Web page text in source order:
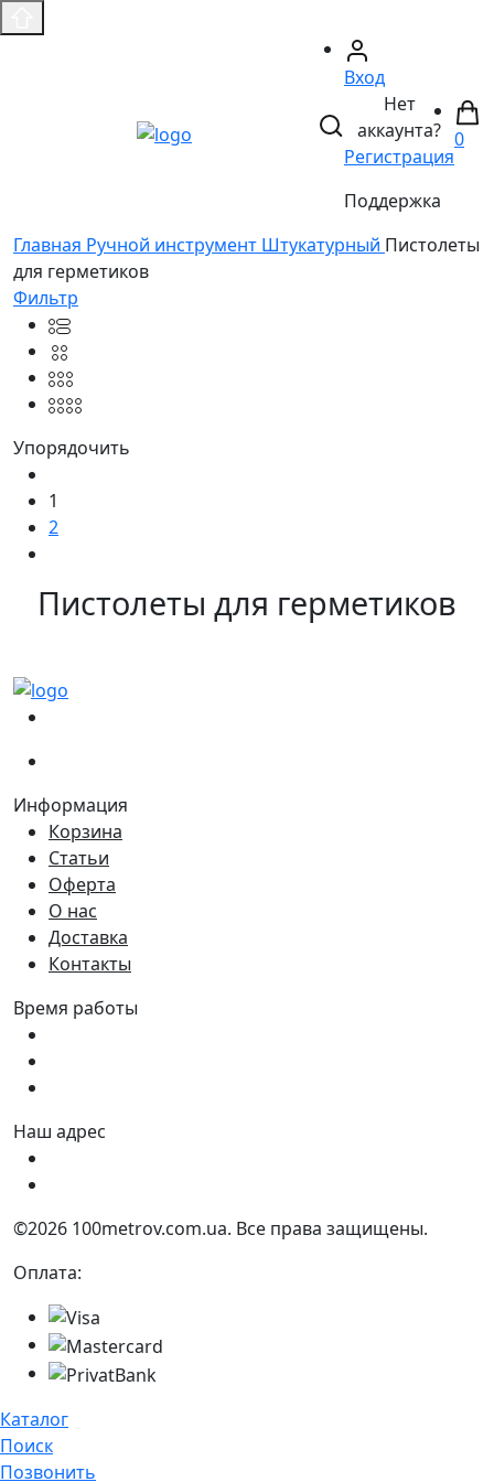
Вход
Нет
аккаунта?
Регистрация
Поддержка
0
Главная Ручной инструмент Штукатурный Пистолеты
для герметиков
Фильтр
Упорядочить
1
2
Пистолеты для герметиков
Информация
Корзина
Статьи
Оферта
О нас
Доставка
Контакты
Время работы
Наш адрес
©2026 100metrov.com.ua. Все права защищены.
Оплата:
Каталог
Поиск
Позвонить